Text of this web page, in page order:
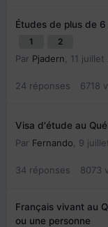
Études de plus de
1 2
Par Pjadern 11 juillet
24 réponses 6718
Visa d'étude au
Par Fernando 9
34 réponses 8073
Français vivant au
ou une personne